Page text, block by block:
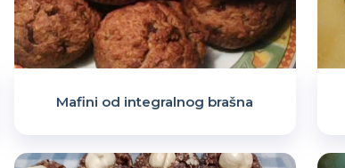
Mafini od integralnog brašna